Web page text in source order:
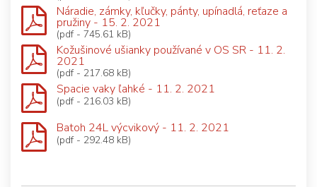
Náradie, zámky, kľučky, pánty, upínadlá, reťaze a
pružiny - 15. 2. 2021
(pdf - 745.61 kB)
Kožušinové ušianky používané v OS SR - 11. 2.
2021
(pdf - 217.68 kB)
Spacie vaky ľahké - 11. 2. 2021
(pdf - 216.03 kB)
Batoh 24L výcvikový - 11. 2. 2021
(pdf - 292.48 kB)